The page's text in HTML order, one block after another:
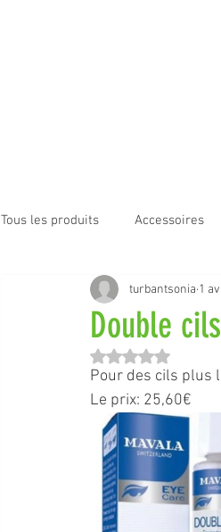
Tous les produits Accessoires
Vêtements Turbans
Double cils
turbantsonia 1
Noté NaN étoiles
Pour des cils plus
Le prix: 25,60€